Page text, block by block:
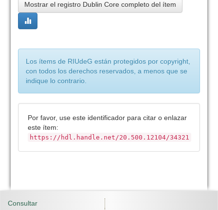
Mostrar el registro Dublin Core completo del ítem
Los ítems de RIUdeG están protegidos por copyright,
con todos los derechos reservados, a menos que se
indique lo contrario.
Por favor, use este identificador para citar o enlazar
este ítem:
https://hdl.handle.net/20.500.12104/34321
Consultar